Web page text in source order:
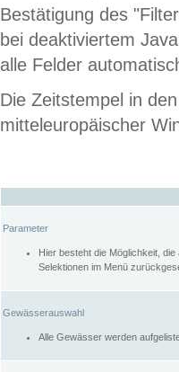
Bestätigung des
bei deaktiviertem
alle Felder
Die Zeitstempel in
mitteleuropäischer
Parameter
Hier besteht die Möglichkeit,
Selektionen im Menü
Gewässerauswahl
Alle Gewässer werden